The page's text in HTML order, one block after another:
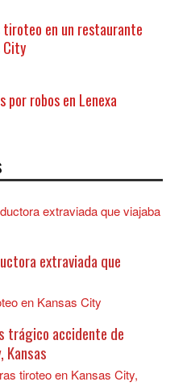
tiroteo en un restaurante
City
por robos en Lenexa
extraviada que
trágico accidente de
Kansas